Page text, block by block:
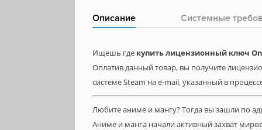
Описание Системные
Ищешь где купить лицензионный ключ
Оплатив данный товар, вы получите
системе Steam на e-mail, указанный в
Любите аниме и мангу? Тогда вы зашли по
Аниме и манга начали активный захват